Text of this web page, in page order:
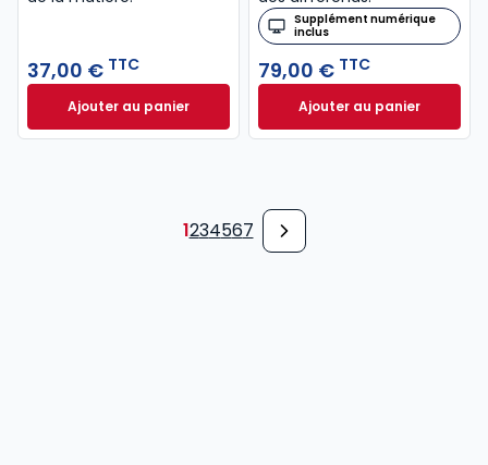
37,00 € TTC
Ajouter au panierCode pénal 2027 annoté. Édition limitée à 37,00 €
Supplément numérique
inclus
79,00 € TTC
Ajouter au panier
Code de
1234567